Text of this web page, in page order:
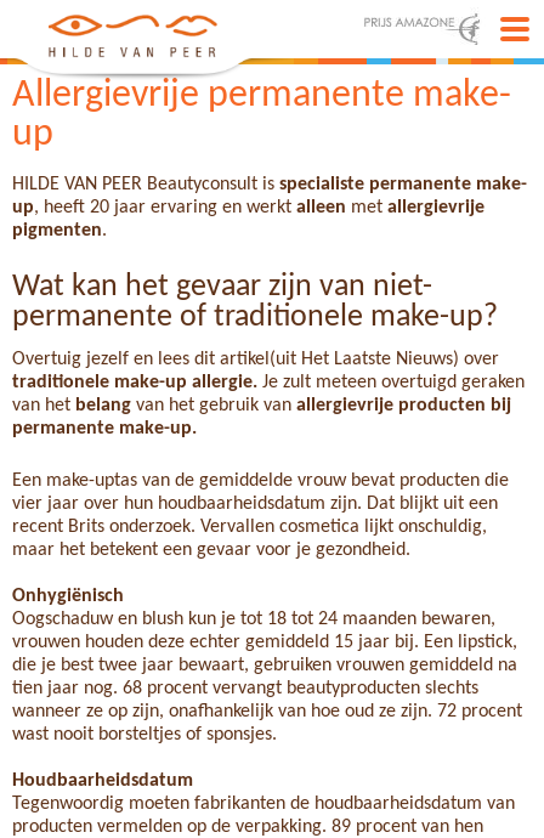
Allergievrije permanente make-
up
HILDE VAN PEER Beautyconsult is specialiste permanente make-
up, heeft 20 jaar ervaring en werkt alleen met allergievrije
pigmenten.
Wat kan het gevaar zijn van niet-
permanente of traditionele make-up?
Overtuig jezelf en lees dit artikel(uit Het Laatste Nieuws) over
traditionele make-up allergie. Je zult meteen overtuigd geraken
van het belang van het gebruik van allergievrije producten bij
permanente make-up.
Een make-uptas van de gemiddelde vrouw bevat producten die
vier jaar over hun houdbaarheidsdatum zijn. Dat blijkt uit een
recent Brits onderzoek. Vervallen cosmetica lijkt onschuldig,
maar het betekent een gevaar voor je gezondheid.
Onhygiënisch
Oogschaduw en blush kun je tot 18 tot 24 maanden bewaren,
vrouwen houden deze echter gemiddeld 15 jaar bij. Een lipstick,
die je best twee jaar bewaart, gebruiken vrouwen gemiddeld na
tien jaar nog. 68 procent vervangt beautyproducten slechts
wanneer ze op zijn, onafhankelijk van hoe oud ze zijn. 72 procent
wast nooit borsteltjes of sponsjes.
Houdbaarheidsdatum
Tegenwoordig moeten fabrikanten de houdbaarheidsdatum van
producten vermelden op de verpakking. 89 procent van hen